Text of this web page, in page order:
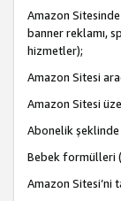
Amazon
banner reklamı,
hizmetler);
Amazon Sitesi
Amazon Sitesi
Abonelik
Bebek formülleri
Amazon Sitesi’ni